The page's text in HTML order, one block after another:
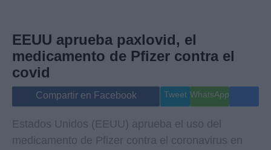
Internacional
Viajes
Gente
Musica
EEUU aprueba paxlovid, el
medicamento de Pfizer contra el
covid
Compartir en Facebook Tweet WhatsApp
Estados Unidos (EEUU) aprueba el uso del
medicamento de Pfizer contra el coronavirus en